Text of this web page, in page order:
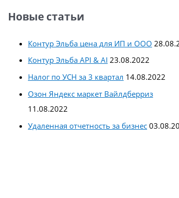
Новые статьи
Контур Эльба цена для ИП и ООО
Контур Эльба API & AI 23.08.2022
Налог по УСН за 3 квартал 14.08.2022
Озон Яндекс маркет Вайлдберриз
11.08.2022
Удаленная отчетность за бизнес